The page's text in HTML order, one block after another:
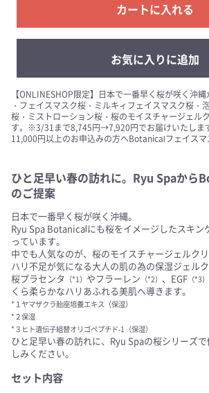
カートに入れる
お気に入りに追加
【ONLINESHOP限定】日本で一番早く桜が咲く沖
・フェイスマスク桜・ミルキィフェイスマスク桜・
桜・ミストローション桜・桜のモイスチャージェル
す。※3/31まで8,745円→7,920円でお届けいたしま
11,000円以上のお申込みの方へBotanicalフェイス
ひと足早い春の訪れに。Ryu Spaから
のご提案
日本で一番早く桜が咲く沖縄。
Ryu Spa Botanicalにも桜をイメージしたスキン
っています。
中でも人気なのが、桜のモイスチャージェルクリ
ハリ不足が気になる大人の肌の為の保湿ジェルク
桜プラセンタ （*1） やフラーレン （*2） 、EGF （*3）
くら柔らかなハリあふれる美肌へ導きます。
*１ヤマザクラ胎座培養エキス（保湿）
*２保湿
*３ヒト遺伝子組替オリゴペプチド-1（保湿）
ひと足早い春の訪れに、Ryu Spaの桜シリーズ
しみください。
セット内容